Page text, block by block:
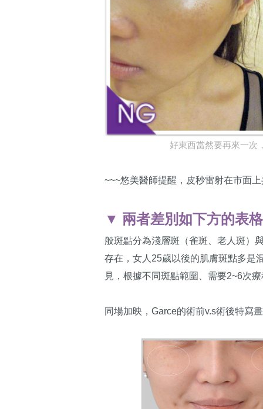
好東西當然要再來一次
~~~悠美醫師提醒，皮秒雷射在市面
▼ 兩者差別如下方的表
般斑點分為淺層斑（雀斑、老人斑）
存在，女人25歲以後的肌膚斑點多是
見，根據不同斑點範圍、需要2~6次
同場加映，Garce的術前v.s術後特寫